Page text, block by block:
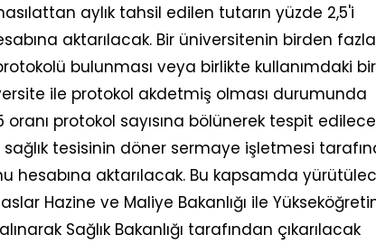
aylık tahsil edilen tutarın yüzde 2,5'i
aktarılacak. Bir üniversitenin birden fazla
bulunması veya birlikte kullanımdaki bir
ile protokol akdetmiş olması durumunda
protokol sayısına bölünerek tespit
tesisinin döner sermaye işletmesi
hesabına aktarılacak. Bu kapsamda
Hazine ve Maliye Bakanlığı ile
Sağlık Bakanlığı tarafından çıkarılacak